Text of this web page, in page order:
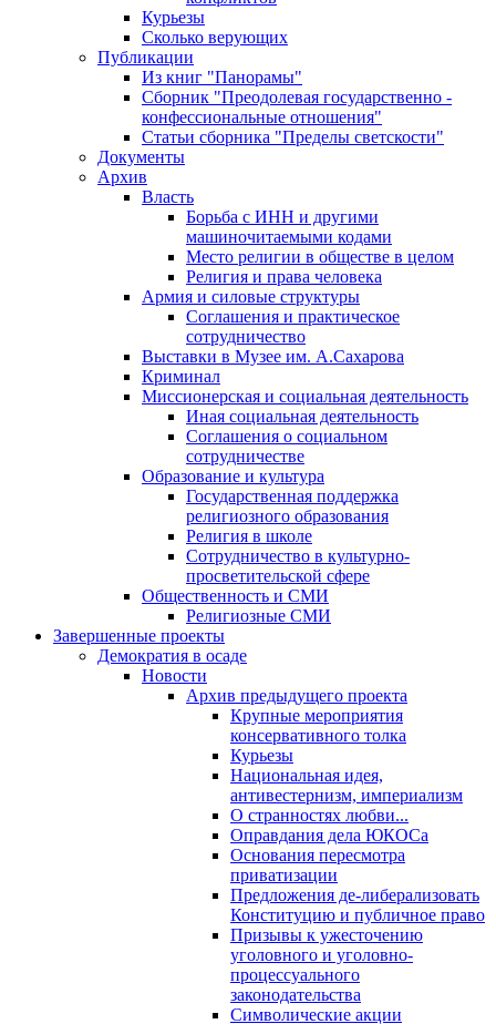
Курьезы
Сколько верующих
Публикации
Из книг "Панорамы"
Сборник "Преодолевая государственно -
конфессиональные отношения"
Статьи сборника "Пределы светскости"
Документы
Архив
Власть
Борьба с ИНН и другими
машиночитаемыми кодами
Место религии в обществе в целом
Религия и права человека
Армия и силовые структуры
Соглашения и практическое
сотрудничество
Выставки в Музее им. А.Сахарова
Криминал
Миссионерская и социальная деятельность
Иная социальная деятельность
Соглашения о социальном
сотрудничестве
Образование и культура
Государственная поддержка
религиозного образования
Религия в школе
Сотрудничество в культурно-
просветительской сфере
Общественность и СМИ
Религиозные СМИ
Завершенные проекты
Демократия в осаде
Новости
Архив предыдущего проекта
Крупные мероприятия
консервативного толка
Курьезы
Национальная идея,
антивестернизм, империализм
О странностях любви...
Оправдания дела ЮКОСа
Основания пересмотра
приватизации
Предложения де-либерализовать
Конституцию и публичное право
Призывы к ужесточению
уголовного и уголовно-
процессуального
законодательства
Символические акции